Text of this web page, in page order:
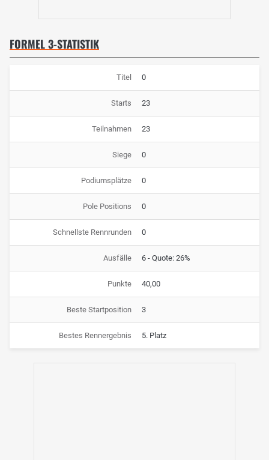
FORMEL 3-STATISTIK
Titel 0
Starts 23
Teilnahmen 23
Siege 0
Podiumsplätze 0
Pole Positions 0
Schnellste Rennrunden 0
Ausfälle 6 - Quote: 26%
Punkte 40,00
Beste Startposition 3
Bestes Rennergebnis 5. Platz